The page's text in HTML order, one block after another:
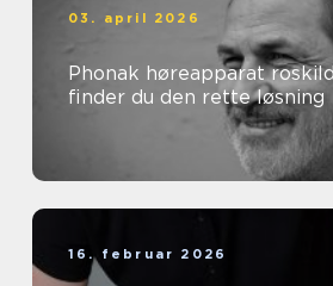
03. april 2026
Phonak høreapparat roskilde
finder du den rette løsning
16. februar 2026